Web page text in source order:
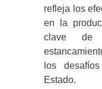
refleja los
en la
clave de
los
Estado.